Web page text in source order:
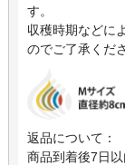
す。
収穫時期などに
のでご了承くだ
返品について：
商品到着後7日